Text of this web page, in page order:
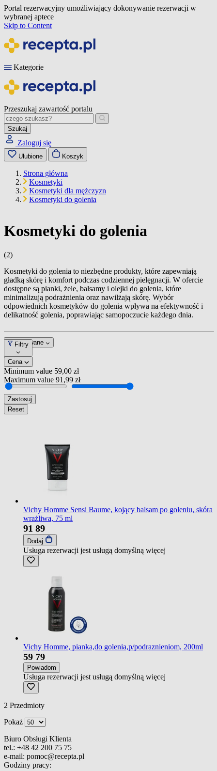
Portal rezerwacyjny umożliwiający dokonywanie rezerwacji w
wybranej aptece
Skip to Content
Kategorie
Przeszukaj zawartość portalu
Szukaj
Zaloguj się
Ulubione Koszyk
Strona główna
Kosmetyki
Kosmetyki dla mężczyzn
Kosmetyki do golenia
Kosmetyki do golenia
(2)
Kosmetyki do golenia to niezbędne produkty, które zapewniają
gładką skórę i komfort podczas codziennej pielęgnacji. W ofercie
dostępne są pianki, żele, balsamy i olejki do golenia, które
minimalizują podrażnienia oraz nawilżają skórę. Wybór
odpowiednich kosmetyków do golenia wpływa na efektywność i
delikatność golenia, poprawiając samopoczucie każdego dnia.
Dopasowane
Filtry
Cena
Minimum value 59,00 zł
Maximum value 91,99 zł
Zastosuj
Reset
Vichy Homme Sensi Baume, kojący balsam po goleniu, skóra
wrażliwa, 75 ml
91 89
Dodaj
Usługa rezerwacji jest usługą domyślną więcej
Vichy Homme, pianka,do golenia,p/podraznieniom, 200ml
59 79
Powiadom
Usługa rezerwacji jest usługą domyślną więcej
2 Przedmioty
Pokaż
Biuro Obsługi Klienta
tel.: +48 42 200 75 75
e-mail: pomoc@recepta.pl
Godziny pracy: